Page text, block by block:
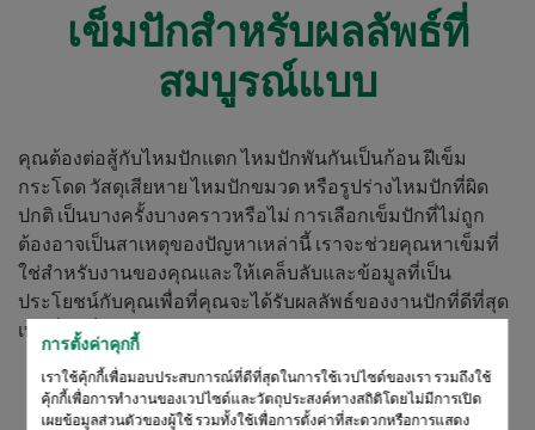
การตั้งค่าคุกกี้
เราใช้คุ้กกี้เพื่อมอบประสบการณ์ที่ดีที่สุดในการใช้เวปไซด์ของเรา รวมถึงใช้
คุ้กกี้เพื่อการทำงานของเวปไซด์และวัตถุประสงค์ทางสถิติโดยไม่มีการเปิด
เผยข้อมูลส่วนตัวของผู้ใช้ รวมทั้งใช้เพื่อการตั้งค่าที่สะดวกหรือการแสดง
เข็มปักสำหรับผลลัพธ์ที่
สมบูรณ์แบบ
คุณต้องต่อสู้กับไหมปักแตก ไหมปักพันกันเป็นก้อน ฝีเข็ม
กระโดด วัสดุเสียหาย ไหมปักขมวด หรือรูปร่างไหมปักที่ผิด
ปกติ เป็นบางครั้งบางคราวหรือไม่ การเลือกเข็มปักที่ไม่ถูก
ต้องอาจเป็นสาเหตุของปัญหาเหล่านี้ เราจะช่วยคุณหาเข็มที่
ใช่สำหรับงานของคุณและให้เคล็บลับและข้อมูลที่เป็น
ประโยชน์กับคุณเพื่อที่คุณจะได้รับผลลัพธ์ของงานปักที่ดีที่สุด
เท่าที่จะเป็นได้